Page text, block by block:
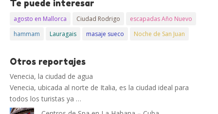
Te puede interesar
agosto en Mallorca Ciudad Rodrigo
escapadas Año Nuevo
hammam
Lauragais masaje sueco Noche de San Juan
Otros reportajes
Venecia, la ciudad de agua
Venecia, ubicada al norte de Italia, es la ciudad ideal para
todos los turistas ya …